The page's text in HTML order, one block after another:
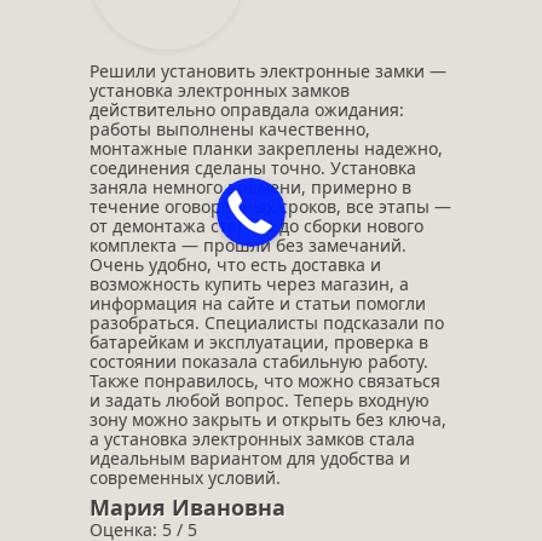
Решили установить электронные замки —
установка электронных замков
действительно оправдала ожидания:
работы выполнены качественно,
монтажные планки закреплены надежно,
соединения сделаны точно. Установка
заняла немного времени, примерно в
течение оговоренных сроков, все этапы —
от демонтажа старого до сборки нового
комплекта — прошли без замечаний.
Очень удобно, что есть доставка и
возможность купить через магазин, а
информация на сайте и статьи помогли
разобраться. Специалисты подсказали по
батарейкам и эксплуатации, проверка в
состоянии показала стабильную работу.
Также понравилось, что можно связаться
и задать любой вопрос. Теперь входную
зону можно закрыть и открыть без ключа,
а установка электронных замков стала
идеальным вариантом для удобства и
современных условий.
Мария Ивановна
Оценка: 5 / 5